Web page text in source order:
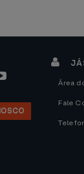
JÁ
Área
Fale